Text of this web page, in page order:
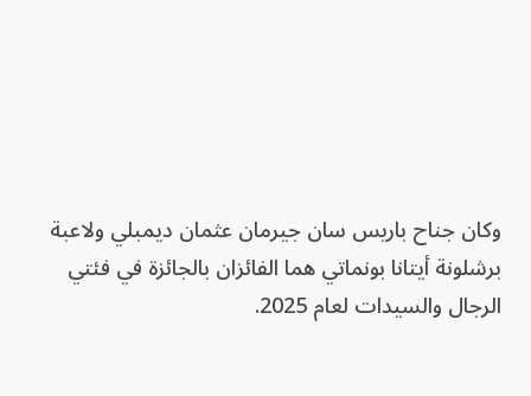
وكان جناح باريس سان جيرمان عثمان ديمبلي ولاعبة
برشلونة أيتانا بونماتي هما الفائزان بالجائزة في فئتي
الرجال والسيدات لعام 2025.